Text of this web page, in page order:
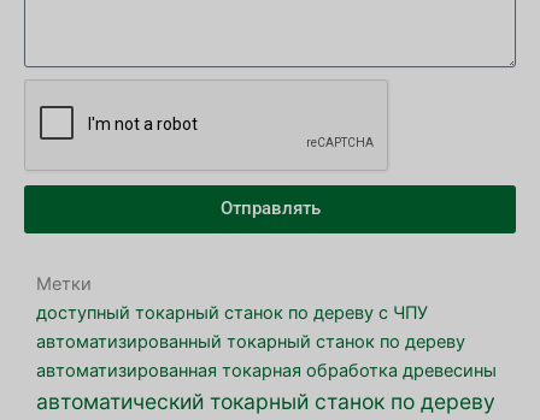
Отправлять
Метки
доступный токарный станок по дереву с ЧПУ
автоматизированный токарный станок по дереву
автоматизированная токарная обработка древесины
автоматический токарный станок по дереву